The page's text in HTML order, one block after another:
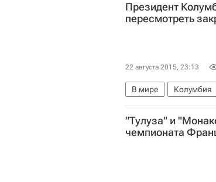
Президент
пересмотреть
22 августа 2015, 23:13
В мире Колумбия
США
"Тулуза" и
чемпионата